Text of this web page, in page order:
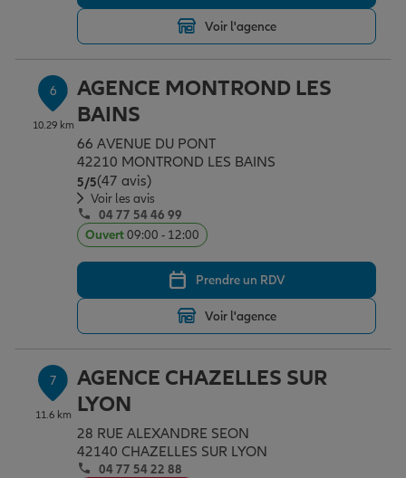
Voir l'agence
6
10.29 km
AGENCE MONTROND LES
BAINS
66 AVENUE DU PONT
42210 MONTROND LES BAINS
5/5Note de 5 sur 5
(47 avis)
Voir les avis
04 77 54 46 99
Ouvert09:00 - 12:00
Prendre un RDV
Voir l'agence
7
11.6 km
AGENCE CHAZELLES SUR
LYON
28 RUE ALEXANDRE SEON
42140 CHAZELLES SUR LYON
04 77 54 22 88